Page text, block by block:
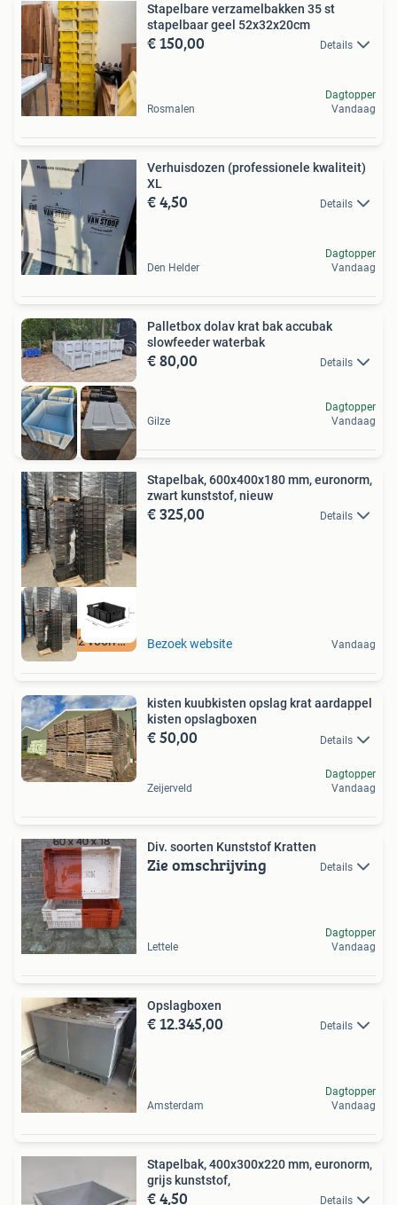
Stapelbare verzamelbakken 35 st
stapelbaar geel 52x32x20cm
€ 150,00 Details
Rosmalen
Dagtopper
Vandaag
Verhuisdozen (professionele kwaliteit)
XL
€ 4,50 Details
Den Helder
Dagtopper
Vandaag
Palletbox dolav krat bak accubak
slowfeeder waterbak
€ 80,00 Details
Gilze
Dagtopper
Vandaag
12500 m2 voorraad
Stapelbak, 600x400x180 mm, euronorm,
zwart kunststof, nieuw
€ 325,00 Details
Bezoek website Vandaag
kisten kuubkisten opslag krat aardappel
kisten opslagboxen
€ 50,00 Details
Zeijerveld
Dagtopper
Vandaag
Div. soorten Kunststof Kratten
Zie omschrijving Details
Lettele
Dagtopper
Vandaag
Opslagboxen
€ 12.345,00 Details
Amsterdam
Dagtopper
Vandaag
Stapelbak, 400x300x220 mm, euronorm,
grijs kunststof,
€ 4,50 Details